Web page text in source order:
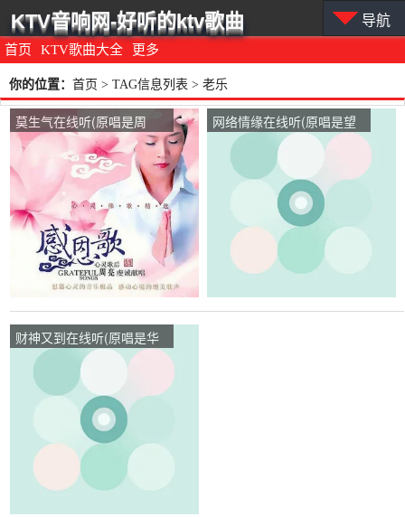
首页 KTV歌曲大全 更多
KTV音响网-好听的ktv歌曲 导航
你的位置： 首页 > TAG信息列表 > 老乐
莫生气在线听(原唱是周
亮)，老乐演唱点播:14次
网络情缘在线听(原唱是望
海高歌)，老乐演唱点播:10
财神又到在线听(原唱是华
语群星)，老乐演唱点播:21